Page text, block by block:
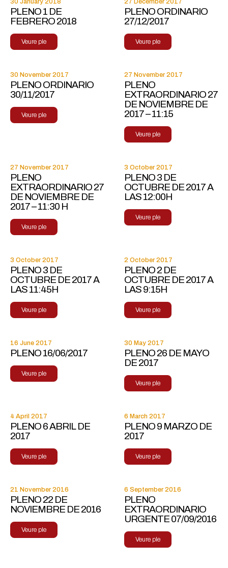
PLENO 1 DE
FEBRERO 2018
Veure ple
PLENO ORDINARIO
27/12/2017
Veure ple
30 November 2017
PLENO ORDINARIO
30/11/2017
Veure ple
27 November 2017
PLENO
EXTRAORDINARIO 27
DE NOVIEMBRE DE
2017 – 11:15
Veure ple
27 November 2017
PLENO
EXTRAORDINARIO 27
DE NOVIEMBRE DE
2017 – 11:30 H
Veure ple
3 October 2017
PLENO 3 DE
OCTUBRE DE 2017 A
LAS 12:00H
Veure ple
3 October 2017
PLENO 3 DE
OCTUBRE DE 2017 A
LAS 11:45H
Veure ple
2 October 2017
PLENO 2 DE
OCTUBRE DE 2017 A
LAS 9:15H
Veure ple
16 June 2017
PLENO 16/06/2017
Veure ple
30 May 2017
PLENO 26 DE MAYO
DE 2017
Veure ple
4 April 2017
PLENO 6 ABRIL DE
2017
Veure ple
6 March 2017
PLENO 9 MARZO DE
2017
Veure ple
21 November 2016
PLENO 22 DE
NOVIEMBRE DE 2016
Veure ple
6 September 2016
PLENO
EXTRAORDINARIO
URGENTE 07/09/2016
Veure ple